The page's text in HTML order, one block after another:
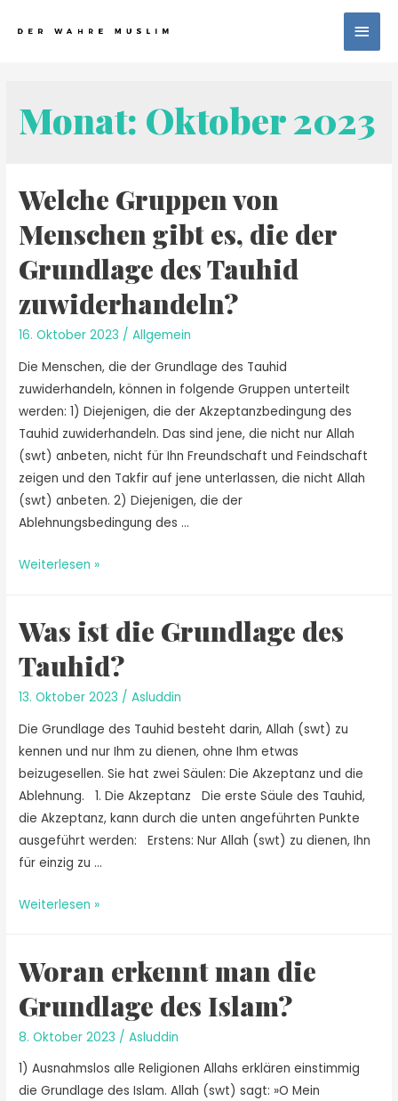
Monat: Oktober 2023
Welche Gruppen von
Menschen gibt es, die der
Grundlage des Tauhid
zuwiderhandeln?
16. Oktober 2023 /Allgemein
Die Menschen, die der Grundlage des Tauhid
zuwiderhandeln, können in folgende Gruppen unterteilt
werden: 1) Diejenigen, die der Akzeptanzbedingung des
Tauhid zuwiderhandeln. Das sind jene, die nicht nur Allah
(swt) anbeten, nicht für Ihn Freundschaft und Feindschaft
zeigen und den Takfir auf jene unterlassen, die nicht Allah
(swt) anbeten. 2) Diejenigen, die der
Ablehnungsbedingung des …
Weiterlesen »
Was ist die Grundlage des
Tauhid?
13. Oktober 2023 /Asluddin
Die Grundlage des Tauhid besteht darin, Allah (swt) zu
kennen und nur Ihm zu dienen, ohne Ihm etwas
beizugesellen. Sie hat zwei Säulen: Die Akzeptanz und die
Ablehnung. 1. Die Akzeptanz Die erste Säule des Tauhid,
die Akzeptanz, kann durch die unten angeführten Punkte
ausgeführt werden: Erstens: Nur Allah (swt) zu dienen, Ihn
für einzig zu …
Weiterlesen »
Woran erkennt man die
Grundlage des Islam?
8. Oktober 2023 /Asluddin
1) Ausnahmslos alle Religionen Allahs erklären einstimmig
die Grundlage des Islam. Allah (swt) sagt: »O Mein